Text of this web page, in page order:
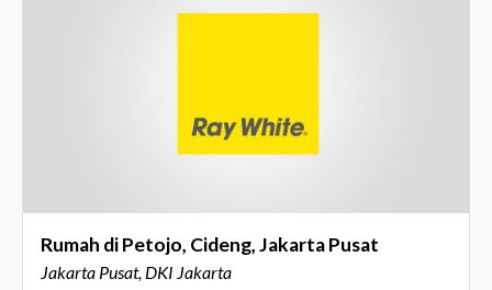
Rumah di Petojo, Cideng, Jakarta Pusat
Jakarta Pusat, DKI Jakarta